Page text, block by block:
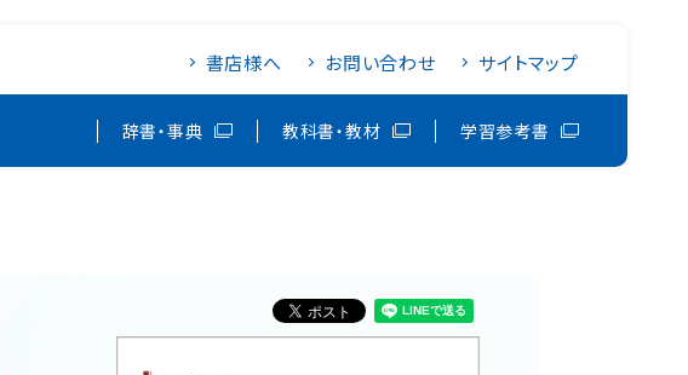
書店様へ お問い合わせ サイトマップ
辞書・事典 教科書・教材 学習参考書